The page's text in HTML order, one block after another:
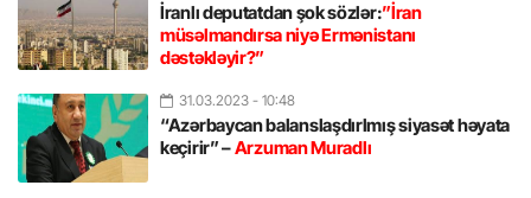
İranlı deputatdan şok sözlər:”İran
müsəlmandırsa niyə Ermənistanı
dəstəkləyir?”
31.03.2023 - 10:48
“Azərbaycan balanslaşdırlmış siyasət həyata
keçirir” –Arzuman Muradlı